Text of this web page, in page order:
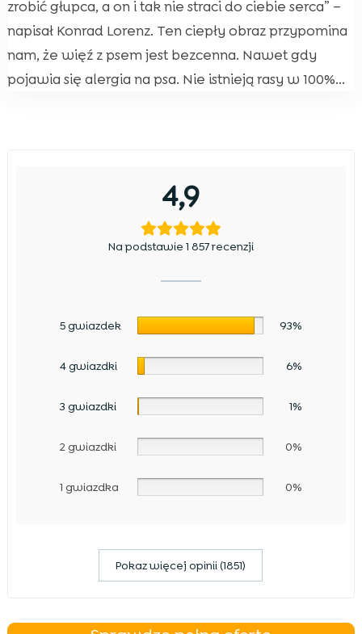
zrobić głupca, a on i tak nie straci do ciebie serca” –
napisał Konrad Lorenz. Ten ciepły obraz przypomina
nam, że więź z psem jest bezcenna. Nawet gdy
pojawia się alergia na psa. Nie istnieją rasy w 100%...
4,9
Na podstawie 1 857 recenzji
5 gwiazdek 93%
4 gwiazdki 6%
3 gwiazdki 1%
2 gwiazdki 0%
1 gwiazdka 0%
Pokaz więcej opinii (1851)